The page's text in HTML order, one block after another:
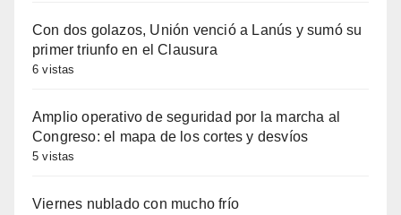
Con dos golazos, Unión venció a Lanús y sumó su
primer triunfo en el Clausura
6 vistas
Amplio operativo de seguridad por la marcha al
Congreso: el mapa de los cortes y desvíos
5 vistas
Viernes nublado con mucho frío